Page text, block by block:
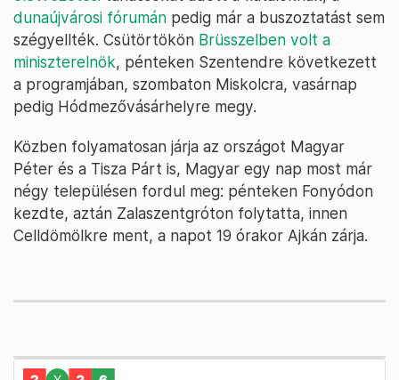
dunaújvárosi fórumán pedig már a buszoztatást sem
szégyellték. Csütörtökön Brüsszelben volt a
miniszterelnök, pénteken Szentendre következett
a programjában, szombaton Miskolcra, vasárnap
pedig Hódmezővásárhelyre megy.
Közben folyamatosan járja az országot Magyar
Péter és a Tisza Párt is, Magyar egy nap most már
négy településen fordul meg: pénteken Fonyódon
kezdte, aztán Zalaszentgróton folytatta, innen
Celldömölkre ment, a napot 19 órakor Ajkán zárja.